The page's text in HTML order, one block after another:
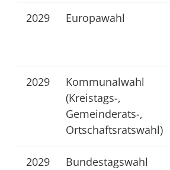
2029 Europawahl
2029
Kommunalwahl
(Kreistags-,
Gemeinderats-,
Ortschaftsratswahl)
2029 Bundestagswahl